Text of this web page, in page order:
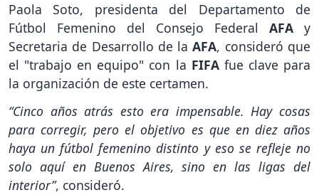
Paola Soto, presidenta del Departamento de
Fútbol Femenino del Consejo Federal AFA y
Secretaria de Desarrollo de laAFA, consideró que
el "trabajo en equipo" con la FIFAfue clave para
la organización de este certamen.
“Cinco años atrás esto era impensable. Hay cosas
para corregir, pero el objetivo es que en diez años
haya un fútbol femenino distinto y eso se refleje no
solo aquí en Buenos Aires, sino en las ligas del
interior”, consideró.